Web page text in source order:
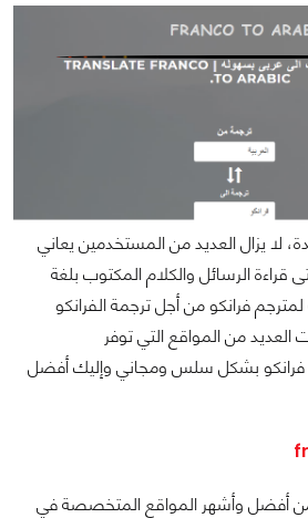
لا يزال العديد من المستخدمين يعاني
قراءة الرسائل والكلام المكتوب بلغة
لمترجم فرانكو من أجل ترجمة الفرانكو
من المواقع التي توفر
فرانكو بشكل سلس ومجاني وإليك أفضل
من أفضل وأشهر المواقع المتخصصة في